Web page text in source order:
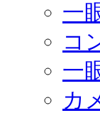
一
コ
一
カ